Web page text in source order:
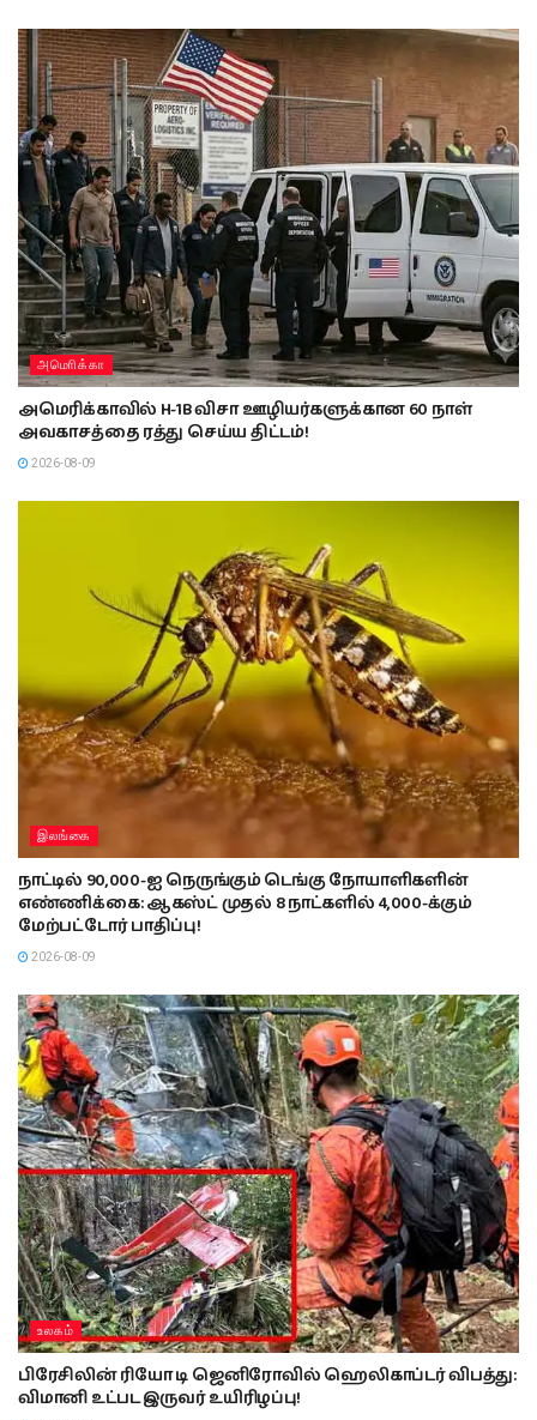
அமொிக்கா
அமெரிக்காவில் H-1B விசா ஊழியர்களுக்கான 60 நாள்
அவகாசத்தை ரத்து செய்ய திட்டம்!
2026-08-09
இலங்கை
நாட்டில் 90,000-ஐ நெருங்கும் டெங்கு நோயாளிகளின்
எண்ணிக்கை: ஆகஸ்ட் முதல் 8 நாட்களில் 4,000-க்கும்
மேற்பட்டோர் பாதிப்பு!
2026-08-09
உலகம்
பிரேசிலின் ரியோ டி ஜெனிரோவில் ஹெலிகாப்டர் விபத்து:
விமானி உட்பட இருவர் உயிரிழப்பு!